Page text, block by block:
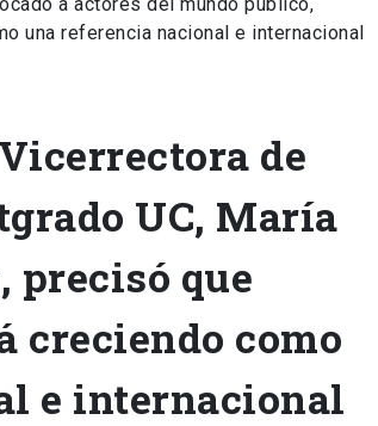
una referencia nacional e internacional
de
UC, María
precisó que
creciendo como
e internacional